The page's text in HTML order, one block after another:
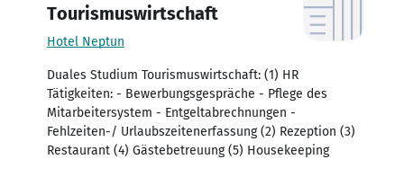
Tourismuswirtschaft
Hotel Neptun
Duales Studium Tourismuswirtschaft: (1) HR
Tätigkeiten: - Bewerbungsgespräche - Pflege des
Mitarbeitersystem - Entgeltabrechnungen -
Fehlzeiten-/ Urlaubszeitenerfassung (2) Rezeption (3)
Restaurant (4) Gästebetreuung (5) Housekeeping